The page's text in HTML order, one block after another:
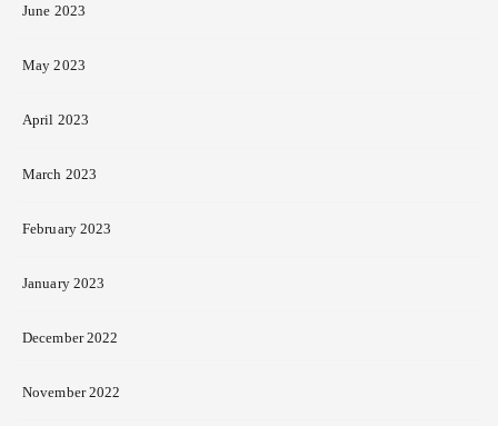
June 2023
May 2023
April 2023
March 2023
February 2023
January 2023
December 2022
November 2022